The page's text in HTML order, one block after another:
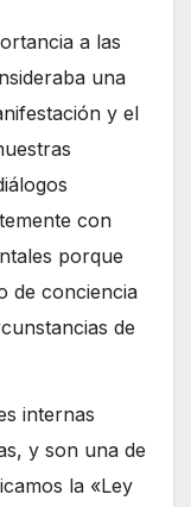
a las
una
y el
con
porque
de conciencia
de
internas
y son una de
la «Ley